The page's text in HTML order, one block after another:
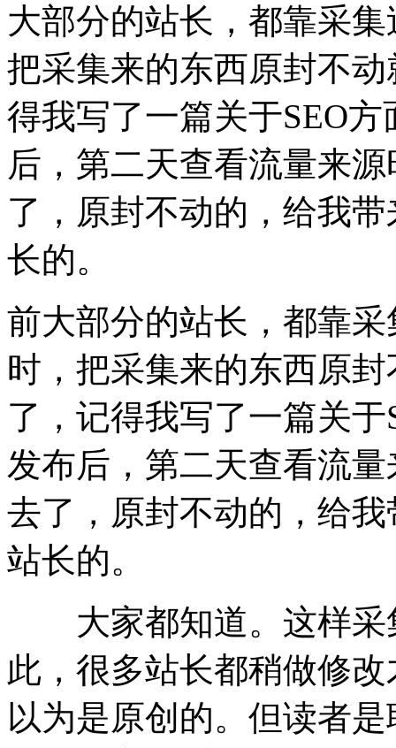
大部分的站长，都靠采
把采集来的东西原封不
得我写了一篇关于SEO
后，第二天查看流量来
了，原封不动的，给我
长的。
前大部分的站长，都靠
时，把采集来的东西原
了，记得我写了一篇关
发布后，第二天查看流
去了，原封不动的，给
站长的。
大家都知道。这样采
此，很多站长都稍做修
以为是原创的。但读者